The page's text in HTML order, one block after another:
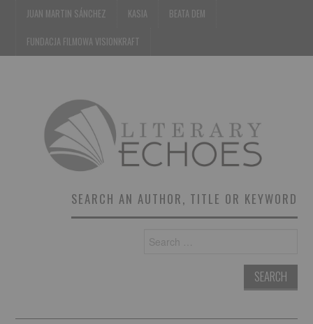
JUAN MARTIN SÁNCHEZ KASIA BEATA DEM
FUNDACJA FILMOWA VISIONKRAFT
SEARCH AN AUTHOR, TITLE OR KEYWORD
for: